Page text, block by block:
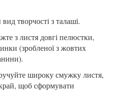
творчості з талаші.
з листя довгі пелюстки,
(зробленої з жовтих
широку смужку листя,
щоб сформувати